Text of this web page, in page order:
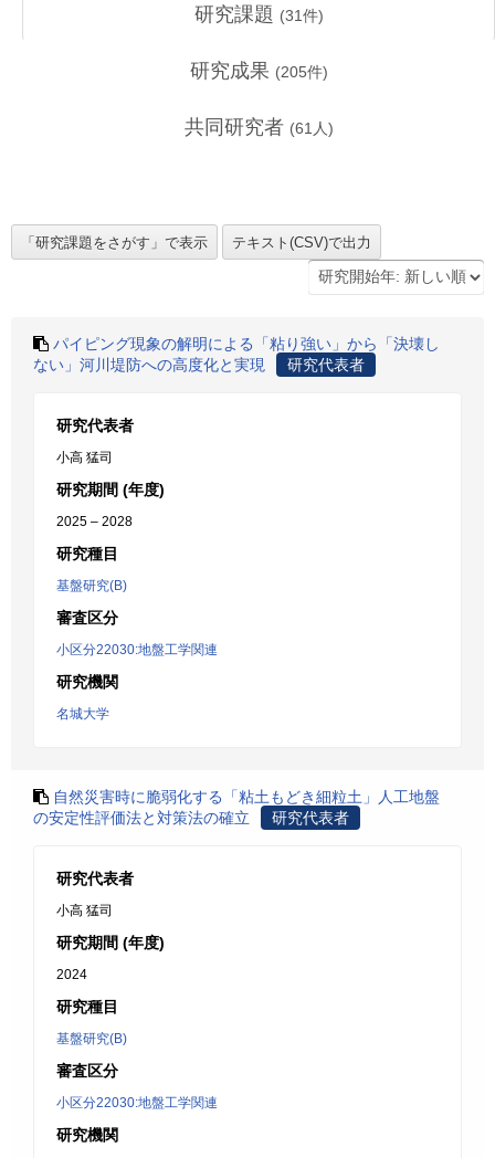
研究課題 (31件)
研究成果 (205件)
共同研究者 (61 人)
パイピング現象の解明による「粘り強い」から「決壊し
ない」河川堤防への高度化と実現
研究代表者
研究代表者
小高 猛司
研究期間 (年度)
2025 – 2028
研究種目
基盤研究(B)
審査区分
小区分22030:地盤工学関連
研究機関
名城大学
自然災害時に脆弱化する「粘土もどき細粒土」人工地盤
の安定性評価法と対策法の確立
研究代表者
研究代表者
小高 猛司
研究期間 (年度)
2024
研究種目
基盤研究(B)
審査区分
小区分22030:地盤工学関連
研究機関